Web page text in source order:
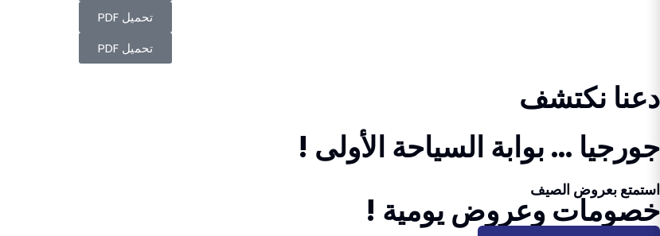
تحميل PDF
تحميل PDF
دعنا نكتشف
جورجيا ... بوابة السياحة الأولى !
استمتع بعروض الصيف
خصومات وعروض يومية !